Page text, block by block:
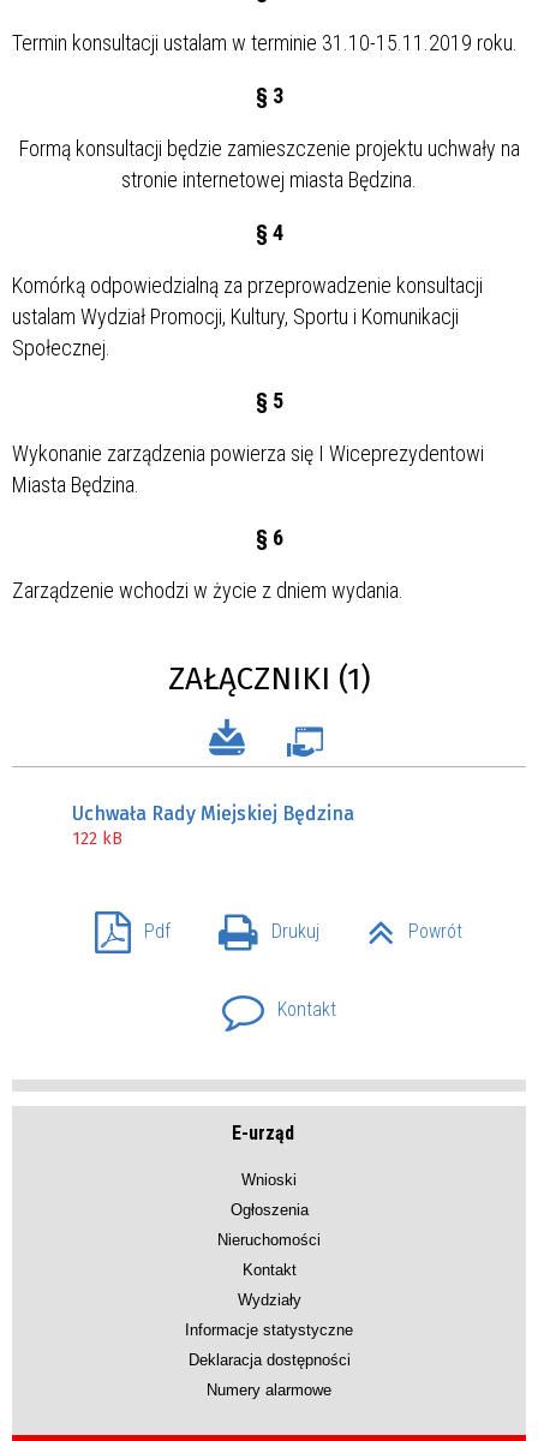
Termin konsultacji ustalam w terminie 31.10-15.11.2019 roku.
§ 3
Formą konsultacji będzie zamieszczenie projektu uchwały na
stronie internetowej miasta Będzina.
§ 4
Komórką odpowiedzialną za przeprowadzenie konsultacji
ustalam Wydział Promocji, Kultury, Sportu i Komunikacji
Społecznej.
§ 5
Wykonanie zarządzenia powierza się I Wiceprezydentowi
Miasta Będzina.
§ 6
Zarządzenie wchodzi w życie z dniem wydania.
ZAŁĄCZNIKI (1)
Uchwała Rady Miejskiej Będzina
122 kB
Pdf Drukuj Powrót
Kontakt
E-urząd
Wnioski
Ogłoszenia
Nieruchomości
Kontakt
Wydziały
Informacje statystyczne
Deklaracja dostępności
Numery alarmowe